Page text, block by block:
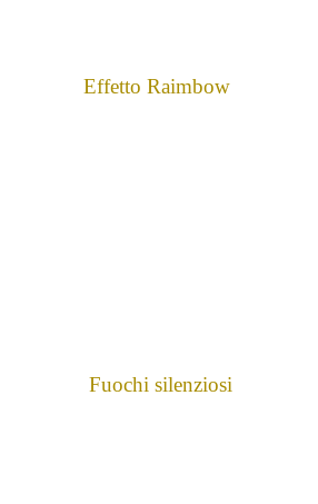
Effetto Raimbow
Fuochi silenziosi